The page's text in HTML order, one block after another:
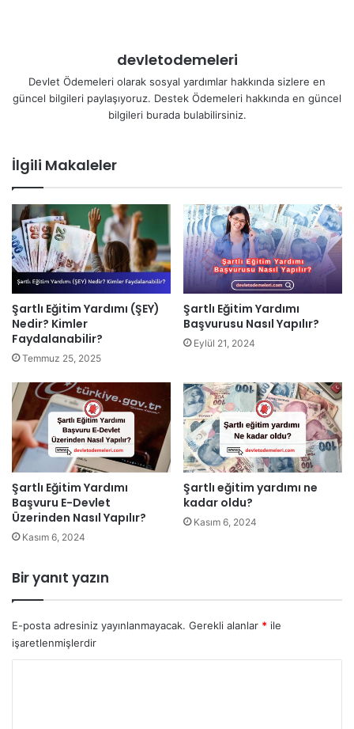
devletodemeleri
Devlet Ödemeleri olarak sosyal yardımlar hakkında sizlere en
güncel bilgileri paylaşıyoruz. Destek Ödemeleri hakkında en güncel
bilgileri burada bulabilirsiniz.
İlgili Makaleler
Şartlı Eğitim Yardımı (ŞEY)
Nedir? Kimler
Faydalanabilir?
Temmuz 25, 2025
Şartlı Eğitim Yardımı
Başvurusu Nasıl Yapılır?
Eylül 21, 2024
Şartlı Eğitim Yardımı
Başvuru E-Devlet
Üzerinden Nasıl Yapılır?
Kasım 6, 2024
Şartlı eğitim yardımı ne
kadar oldu?
Kasım 6, 2024
Bir yanıt yazın
E-posta adresiniz yayınlanmayacak. Gerekli alanlar * ile
işaretlenmişlerdir